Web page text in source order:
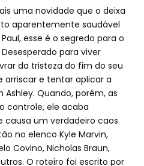
uma novidade que o deixa
aparentemente saudável
esse é o segredo para o
para viver
da tristeza do fim do seu
arriscar e tentar aplicar a
Quando, porém, as
controle, ele acaba
causa um verdadeiro caos
no elenco Kyle Marvin,
Covino, Nicholas Braun,
O roteiro foi escrito por